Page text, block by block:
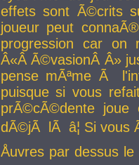
effets sont Ã©crits
joueur peut
progression car
Â«Â Ã©vasionÂ Â»
pense mÃªme Ã
puisque si vous
prÃ©cÃ©dente
dÃ©jÃ lÃ â¦ Si vous
Åuvres par dessus